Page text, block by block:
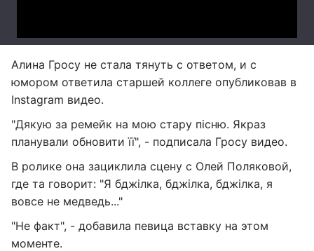
Алина Гросу не стала тянуть с ответом, и с
юмором ответила старшей коллеге опубликовав в
Instagram видео.
"Дякую за ремейк на мою стару пісню. Якраз
планували обновити її", - подписала Гросу видео.
В ролике она зациклила сцену с Олей Поляковой,
где та говорит: "Я бджілка, бджілка, бджілка, я
вовсе не медведь..."
"Не факт", - добавила певица вставку на этом
моменте.